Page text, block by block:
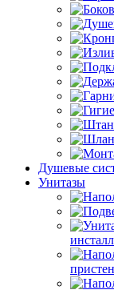
Душевые
Унитазы